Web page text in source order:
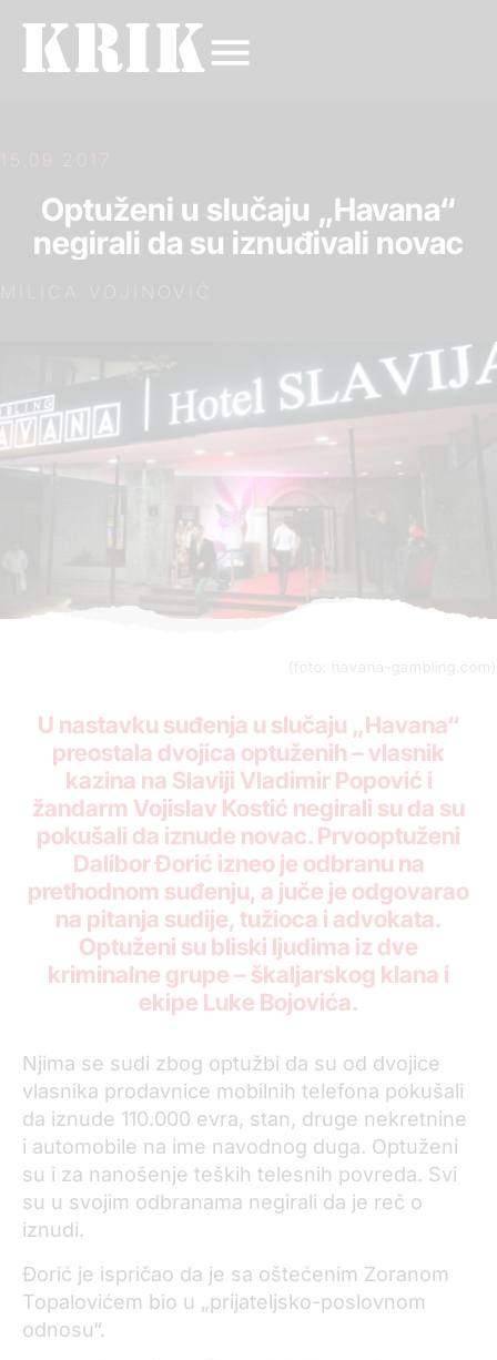
15.09.2017.
Optuženi u slučaju „Havana“
negirali da su iznuđivali novac
(foto: havana-gambling.com)
U nastavku suđenja u slučaju „Havana“
preostala dvojica optuženih – vlasnik
kazina na Slaviji Vladimir Popović i
žandarm Vojislav Kostić negirali su da su
pokušali da iznude novac. Prvooptuženi
Dalibor Đorić izneo je odbranu na
prethodnom suđenju, a juče je odgovarao
na pitanja sudije, tužioca i advokata.
Optuženi su bliski ljudima iz dve
kriminalne grupe – škaljarskog klana i
ekipe Luke Bojovića.
Njima se sudi zbog optužbi da su od dvojice
vlasnika prodavnice mobilnih telefona pokušali
da iznude 110.000 evra, stan, druge nekretnine
i automobile na ime navodnog duga. Optuženi
su i za nanošenje teških telesnih povreda. Svi
su u svojim odbranama negirali da je reč o
iznudi.
Đorić je ispričao da je sa oštećenim Zoranom
Topalovićem bio u „prijateljsko-poslovnom
odnosu“.